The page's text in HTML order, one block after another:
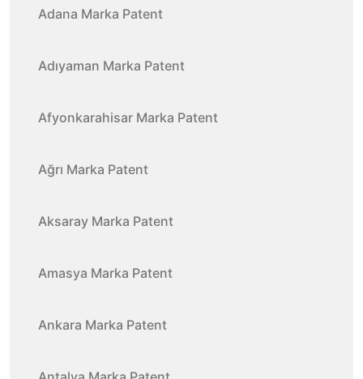
Adana Marka Patent
Adıyaman Marka Patent
Afyonkarahisar Marka Patent
Ağrı Marka Patent
Aksaray Marka Patent
Amasya Marka Patent
Ankara Marka Patent